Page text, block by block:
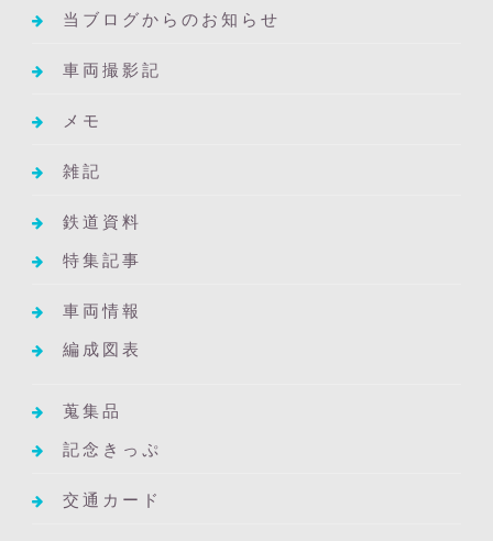
当ブログからのお知らせ
車両撮影記
メモ
雑記
鉄道資料
特集記事
車両情報
編成図表
蒐集品
記念きっぷ
交通カード